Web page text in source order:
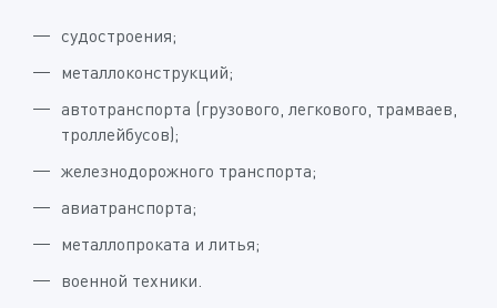
судостроения;
металлоконструкций;
автотранспорта (грузового, легкового, трамваев,
троллейбусов);
железнодорожного транспорта;
авиатранспорта;
металлопроката и литья;
военной техники.